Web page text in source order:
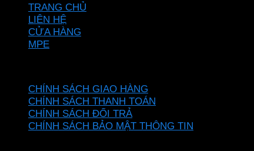
TRANG CHỦ
LIÊN HỆ
CỬA HÀNG
MPE
CHÍNH SÁCH GIAO HÀNG
CHÍNH SÁCH THANH TOÁN
CHÍNH SÁCH ĐỔI TRẢ
CHÍNH SÁCH BẢO MẬT THÔNG TIN